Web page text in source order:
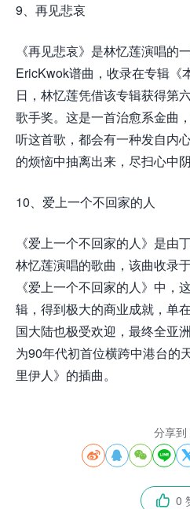
9、再见悲哀
《再见悲哀》是林忆莲演唱的
EricKwok谱曲，收录在专辑《
日，林忆莲凭借该专辑获得第
歌手奖。这是一首治愈系金曲
听这首歌，都会有一种发自内
的烦恼中抽离出来，尽扫心中阴
10、爱上一个不回家的人
《爱上一个不回家的人》是由
林忆莲演唱的歌曲，该曲收录
《爱上一个不回家的人》中，
辑，得到极大的商业成就，单
国大陆也极受欢迎，最终全亚
为90年代初首位横跨中港台的
里伊人》的插曲。
分享到
   
 0